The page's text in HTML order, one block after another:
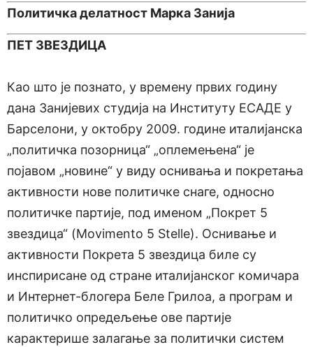
Политичка делатност Марка Занија
ПЕТ ЗВЕЗДИЦА
Као што је познато, у времену првих годину
дана Занијевих студија на Институту ЕСАДЕ у
Барселони, у октобру 2009. године италијанска
„политичка позорница“ „оплемењена“ је
појавом „новине“ у виду оснивања и покретања
активности нове политичке снаге, односно
политичке партије, под именом „Покрет 5
звездица“ (Movimento 5 Stelle). Оснивање и
активности Покрета 5 звездица биле су
инспирисане од стране италијанског комичара
и Интернет-блогера Беле Грилоа, а програм и
политичко опредељење ове партије
карактерише залагање за политички систем